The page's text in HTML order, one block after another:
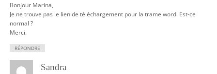
Bonjour Marina,
Je ne trouve pas le lien de téléchargement pour la trame word. Est-ce
normal ?
Merci.
RÉPONDRE
Sandra